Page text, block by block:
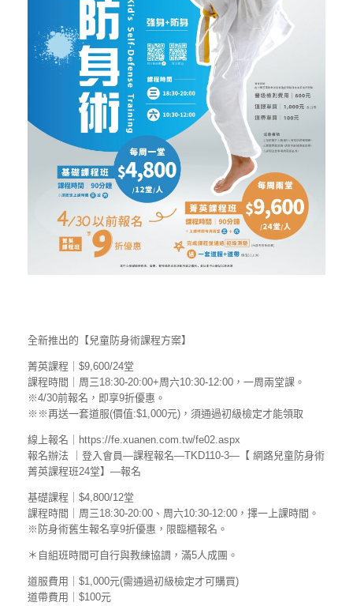
全新推出的【兒童防身術課程方案】
菁英課程｜$9,600/24堂
課程時間｜周三18:30-20:00+周六10:30-12:00，一周兩堂課。
※4/30前報名，即享9折優惠。
※※再送一套道服(價值:$1,000元)，須通過初級檢定才能領取
線上報名｜https://fe.xuanen.com.tw/fe02.aspx
報名辦法 ｜登入會員—課程報名—TKD110-3—【 網路兒童防身術
菁英課程班24堂】—報名
基礎課程｜$4,800/12堂
課程時間｜周三18:30-20:00、周六10:30-12:00，擇一上課時間。
※防身術舊生報名享9折優惠，限臨櫃報名。
＊自組班時間可自行與教練協調，滿5人成團。
道服費用｜$1,000元(需通過初級檢定才可購買)
道帶費用｜$100元